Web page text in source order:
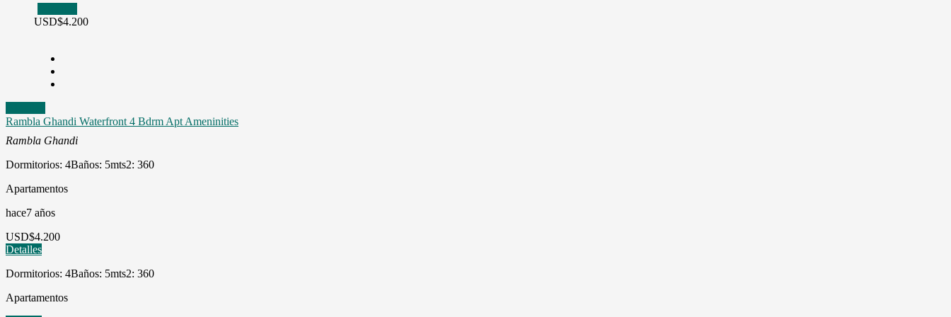
USD$4.200
Rambla Ghandi Waterfront 4 Bdrm Apt Ameninities
Rambla Ghandi
Dormitorios: 4Baños: 5mts2: 360
Apartamentos
hace7 años
USD$4.200
Detalles
Dormitorios: 4Baños: 5mts2: 360
Apartamentos